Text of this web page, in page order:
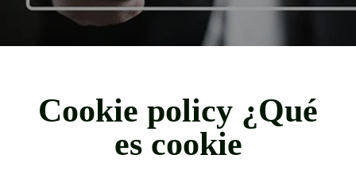
Cookie policy ¿Qué
es cookie